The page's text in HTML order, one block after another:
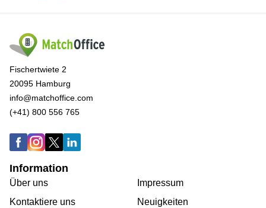
Fischertwiete 2
20095 Hamburg
info@matchoffice.com
(+41) 800 556 765
Information
Über uns
Kontaktiere uns
Impressum
Neuigkeiten